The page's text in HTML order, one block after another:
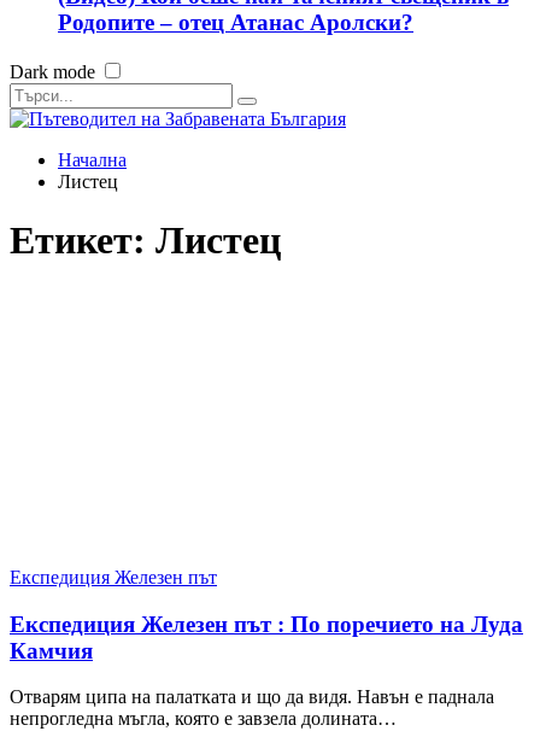
Родопите – отец Атанас Аролски?
Dark mode
Начална
Листец
Етикет: Листец
Експедиция Железен път
Експедиция Железен път : По поречието на Луда
Камчия
Отварям ципа на палатката и що да видя. Навън е паднала
непрогледна мъгла, която е завзела долината…